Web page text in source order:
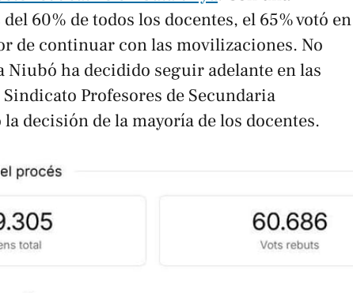
60% de todos los docentes, el 65% votó en
de continuar con las movilizaciones. No
Niubó ha decidido seguir adelante en las
Profesores de Secundaria
decisión de la mayoría de los docentes.